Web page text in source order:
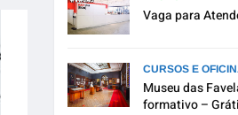
Vaga para
CURSOS E
Museu das
formativo –